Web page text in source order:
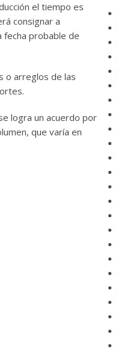
el tiempo es
consignar a
fecha probable de
o arreglos de las
logra un acuerdo por
que varía en